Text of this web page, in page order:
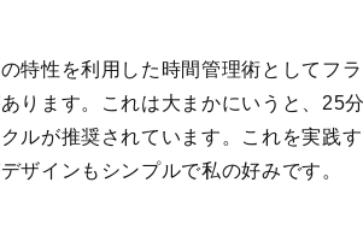
特性を利用した時間管理術としてフ
ります。これは大まかにいうと、25
ルが推奨されています。これを実践
ザインもシンプルで私の好みです。